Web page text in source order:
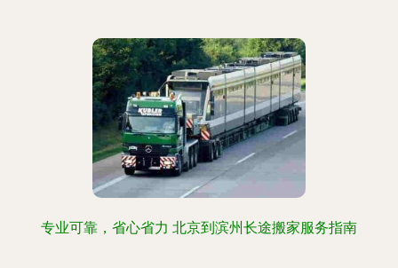
专业可靠，省心省力 北京到滨州长途搬家服务指南